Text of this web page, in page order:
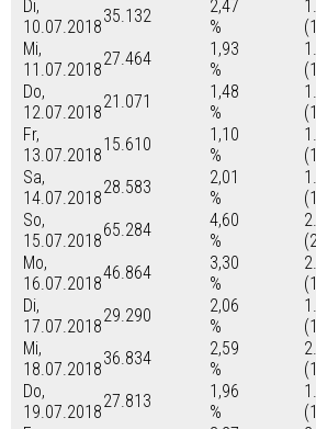
Di,
10.07.2018
35.132
2,47
%
Mi,
11.07.2018
27.464
1,93
%
Do,
12.07.2018
21.071
1,48
%
Fr,
13.07.2018
15.610
1,10
%
Sa,
14.07.2018
28.583
2,01
%
So,
15.07.2018
65.284
4,60
%
Mo,
16.07.2018
46.864
3,30
%
Di,
17.07.2018
29.290
2,06
%
Mi,
18.07.2018
36.834
2,59
%
Do,
19.07.2018
27.813
1,96
%